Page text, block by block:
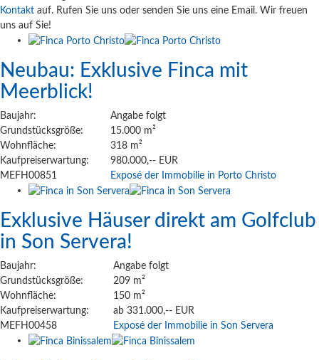
Kontakt auf. Rufen Sie uns oder senden Sie uns eine Email. Wir freuen
uns auf Sie!
Neubau: Exklusive Finca mit
Meerblick!
Baujahr:
Angabe folgt
Grundstücksgröße:
15.000 m²
Wohnfläche:
318 m²
Kaufpreiserwartung:
980.000,-- EUR
MEFH00851
Exposé der Immobilie in Porto Christo
Exklusive Häuser direkt am Golfclub
in Son Servera!
Baujahr:
Angabe folgt
Grundstücksgröße:
209 m²
Wohnfläche:
150 m²
Kaufpreiserwartung:
ab 331.000,-- EUR
MEFH00458
Exposé der Immobilie in Son Servera